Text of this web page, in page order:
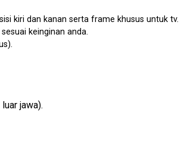
kiri dan kanan serta frame khusus untuk tv.
keinginan anda.
jawa).